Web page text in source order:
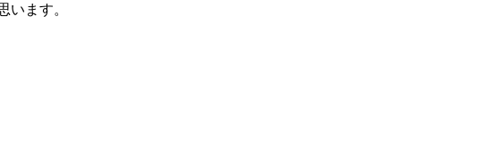
います。